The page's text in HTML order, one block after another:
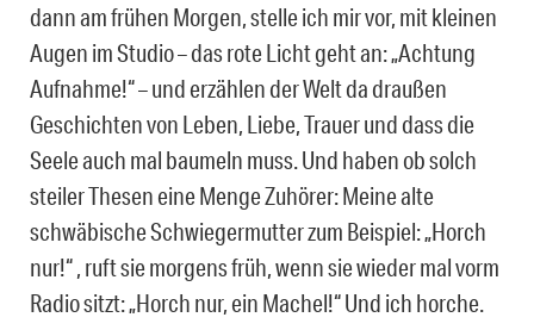
dann am frühen Morgen, stelle ich mir vor, mit kleinen
Augen im Studio – das rote Licht geht an: „Achtung
Aufnahme!“ – und erzählen der Welt da draußen
Geschichten von Leben, Liebe, Trauer und dass die
Seele auch mal baumeln muss. Und haben ob solch
steiler Thesen eine Menge Zuhörer: Meine alte
schwäbische Schwiegermutter zum Beispiel: „Horch
nur!“ , ruft sie morgens früh, wenn sie wieder mal vorm
Radio sitzt: „Horch nur, ein Machel!“ Und ich horche.